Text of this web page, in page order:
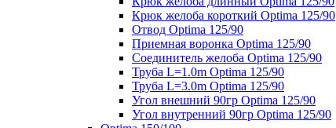
Крюк желоба короткий Optima 125/90
Отвод Optima 125/90
Приемная воронка Optima 125/90
Соединитель желоба Optima 125/90
Труба L=1.0m Optima 125/90
Труба L=3.0m Optima 125/90
Угол внешний 90гр Optima 125/90
Угол внутренний 90гр Optima 125/90